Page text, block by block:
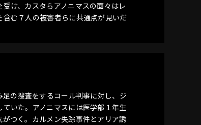
け、カスタらアノニマスの面々はレ
む７人の被害者らに共通点が見いだ
の捜査をするコール判事に対し、ジ
いた。アノニマスには医学部１年生
つく。カルメン失踪事件とアリア誘